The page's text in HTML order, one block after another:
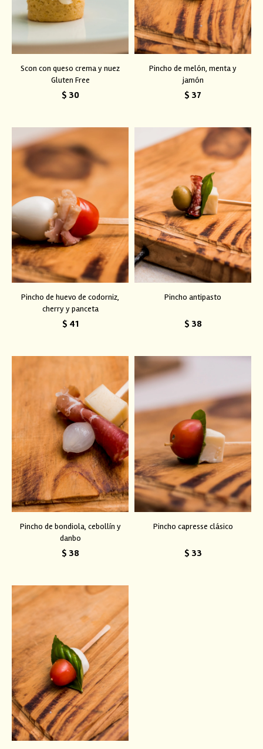
Scon con queso crema y nuez
Gluten Free
$ 30
Pincho de melón, menta y
jamón
$ 37
Pincho de huevo de codorniz,
cherry y panceta
$ 41
Pincho antipasto
$ 38
Pincho de bondiola, cebollín y
danbo
$ 38
Pincho capresse clásico
$ 33